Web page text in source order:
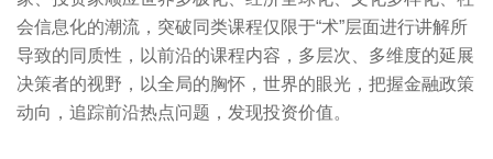
会信息化的潮流，突破同类课程仅限于“术”层面进行讲解所
导致的同质性，以前沿的课程内容，多层次、多维度的延展
决策者的视野，以全局的胸怀，世界的眼光，把握金融政策
动向，追踪前沿热点问题，发现投资价值。